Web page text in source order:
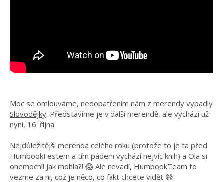
Moc se omlouváme, nedopatřením nám z merendy vypadly
Slovodějky. Představíme je v další merendě, ale vychází už
nyní, 16. října.
Nejdůležitější merenda celého roku (protože to je ta před
HumbookFestem a tím pádem vychází nejvíc knih) a Ola si
onemocní! Jak mohla?! 😱 Ale nevadí, HumbookTeam to
vezme za ni, což je něco, co fakt chcete vidět 😅